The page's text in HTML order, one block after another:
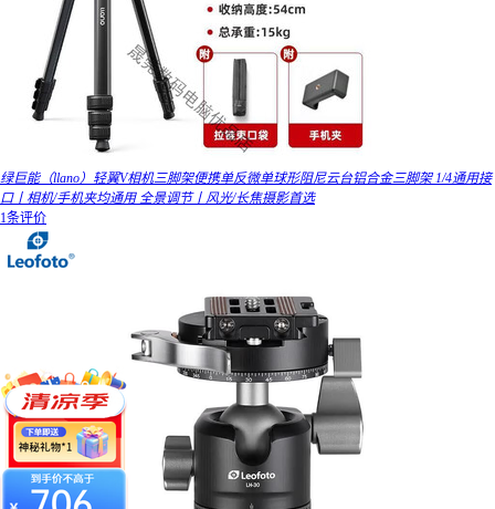
绿巨能（llano）轻翼V相机三脚架便携单反微单球形阻尼云台铝合金三脚架 1/4通用接
口丨相机/手机夹均通用 全景调节丨风光/长焦摄影首选
1条评价